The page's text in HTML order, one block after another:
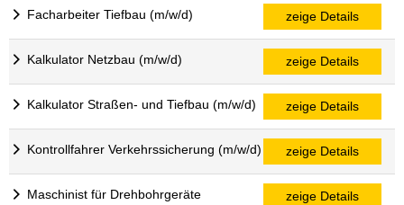
Facharbeiter Tiefbau (m/w/d) zeige Details
Kalkulator Netzbau (m/w/d) zeige Details
Kalkulator Straßen- und Tiefbau (m/w/d) zeige Details
Kontrollfahrer Verkehrssicherung (m/w/d) zeige Details
Maschinist für Drehbohrgeräte
zeige Details